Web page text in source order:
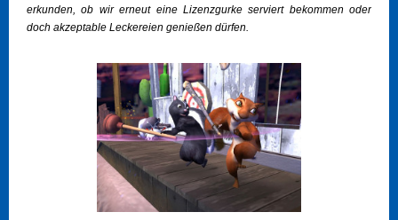
erkunden, ob wir erneut eine Lizenzgurke serviert bekommen oder
doch akzeptable Leckereien genießen dürfen.